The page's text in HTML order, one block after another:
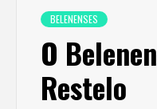
BELENENSES
O
Restelo